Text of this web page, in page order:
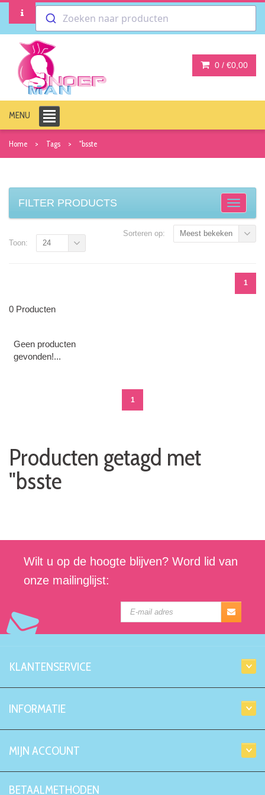
Zoeken naar producten
0 / €0,00
MENU
Home Tags "bsste
FILTER PRODUCTS
Sorteren op: Meest bekeken
1
Toon: 24
0 Producten
Geen producten
gevonden!...
1
Producten getagd met
"bsste
Wilt u op de hoogte blijven? Word lid van
onze mailinglijst:
KLANTENSERVICE
INFORMATIE
MIJN ACCOUNT
BETAALMETHODEN